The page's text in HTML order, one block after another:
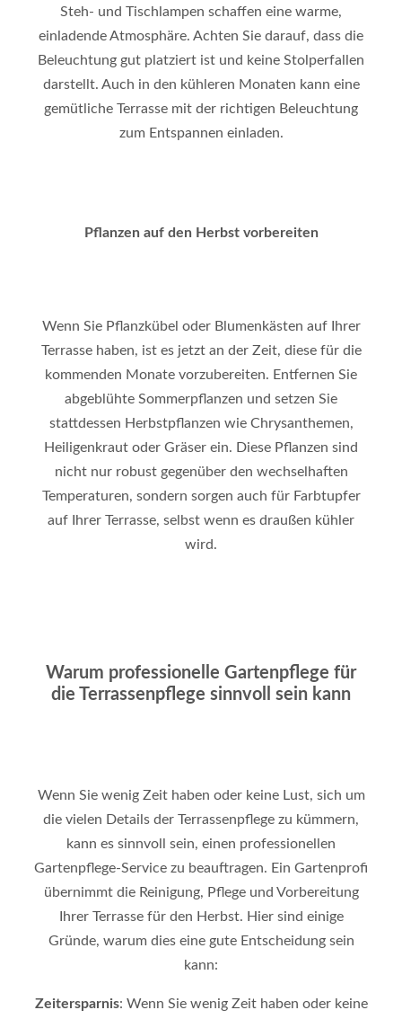
Steh- und Tischlampen schaffen eine warme,
einladende Atmosphäre. Achten Sie darauf, dass die
Beleuchtung gut platziert ist und keine Stolperfallen
darstellt. Auch in den kühleren Monaten kann eine
gemütliche Terrasse mit der richtigen Beleuchtung
zum Entspannen einladen.
Pflanzen auf den Herbst vorbereiten
Wenn Sie Pflanzkübel oder Blumenkästen auf Ihrer
Terrasse haben, ist es jetzt an der Zeit, diese für die
kommenden Monate vorzubereiten. Entfernen Sie
abgeblühte Sommerpflanzen und setzen Sie
stattdessen Herbstpflanzen wie Chrysanthemen,
Heiligenkraut oder Gräser ein. Diese Pflanzen sind
nicht nur robust gegenüber den wechselhaften
Temperaturen, sondern sorgen auch für Farbtupfer
auf Ihrer Terrasse, selbst wenn es draußen kühler
wird.
Warum professionelle Gartenpflege für
die Terrassenpflege sinnvoll sein kann
Wenn Sie wenig Zeit haben oder keine Lust, sich um
die vielen Details der Terrassenpflege zu kümmern,
kann es sinnvoll sein, einen professionellen
Gartenpflege-Service zu beauftragen. Ein Gartenprofi
übernimmt die Reinigung, Pflege und Vorbereitung
Ihrer Terrasse für den Herbst. Hier sind einige
Gründe, warum dies eine gute Entscheidung sein
kann:
Zeitersparnis: Wenn Sie wenig Zeit haben oder keine